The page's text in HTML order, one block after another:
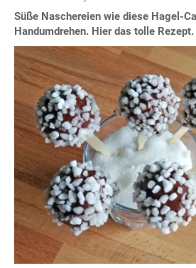
Süße Naschereien wie diese Hagel-
Handumdrehen. Hier das tolle Rezept.